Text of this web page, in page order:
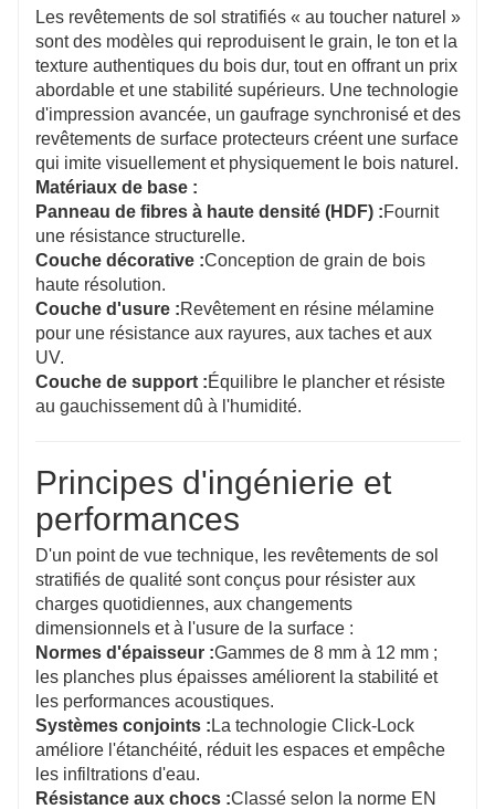
Les revêtements de sol stratifiés « au toucher naturel »
sont des modèles qui reproduisent le grain, le ton et la
texture authentiques du bois dur, tout en offrant un prix
abordable et une stabilité supérieurs. Une technologie
d'impression avancée, un gaufrage synchronisé et des
revêtements de surface protecteurs créent une surface
qui imite visuellement et physiquement le bois naturel.
Matériaux de base :
Panneau de fibres à haute densité (HDF) :Fournit
une résistance structurelle.
Couche décorative :Conception de grain de bois
haute résolution.
Couche d'usure :Revêtement en résine mélamine
pour une résistance aux rayures, aux taches et aux
UV.
Couche de support :Équilibre le plancher et résiste
au gauchissement dû à l'humidité.
Principes d'ingénierie et
performances
D'un point de vue technique, les revêtements de sol
stratifiés de qualité sont conçus pour résister aux
charges quotidiennes, aux changements
dimensionnels et à l'usure de la surface :
Normes d'épaisseur :Gammes de 8 mm à 12 mm ;
les planches plus épaisses améliorent la stabilité et
les performances acoustiques.
Systèmes conjoints : La technologie Click-Lock
améliore l'étanchéité, réduit les espaces et empêche
les infiltrations d'eau.
Résistance aux chocs :Classé selon la norme EN